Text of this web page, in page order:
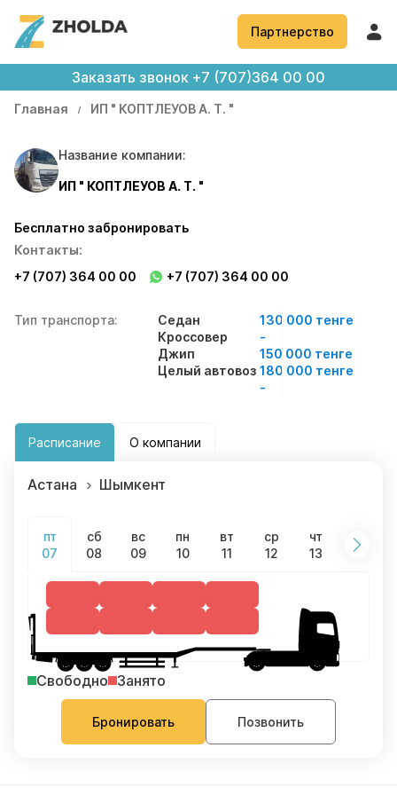
Заказать звонок +7 (707)364 00 00
Партнерство
Главная ИП " КОПТЛЕУОВ А. Т. "
Название компании:
ИП " КОПТЛЕУОВ А. Т. "
Бесплатно забронировать
Контакты:
+7 (707) 364 00 00
+7 (707) 364 00 00
Тип транспорта:
Седан
Кроссовер
Джип
Целый автовоз
130 000 тенге
-
150 000 тенге
180 000 тенге
-
Расписание О компании
Астана Шымкент
пт
07
сб
08
вс
09
пн
10
вт
11
ср
12
чт
13
пт
14
Свободно Занято
Бронировать Позвонить